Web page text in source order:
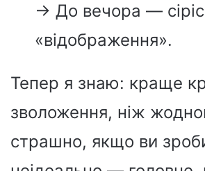
→ До вечора —
«відображення».
Тепер я знаю: краще
зволоження, ніж
страшно, якщо ви